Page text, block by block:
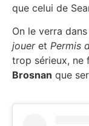
que celui de
On le verra
jouer et Permis
trop sérieux, ne
Brosnan que